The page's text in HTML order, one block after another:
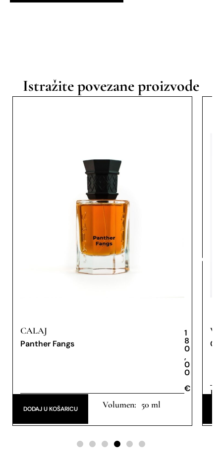
Istražite povezane proizvode
CALAJ
Panther Fangs
1
8
0
,
0
0
€
50 ml
DODAJ U KOŠARICU